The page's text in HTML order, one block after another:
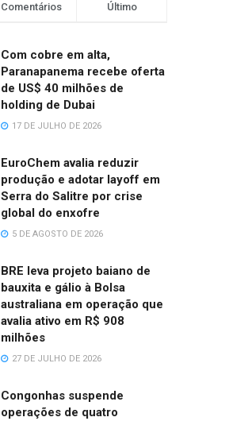
Comentários Último
Com cobre em alta,
Paranapanema recebe oferta
de US$ 40 milhões de
holding de Dubai
17 DE JULHO DE 2026
EuroChem avalia reduzir
produção e adotar layoff em
Serra do Salitre por crise
global do enxofre
5 DE AGOSTO DE 2026
BRE leva projeto baiano de
bauxita e gálio à Bolsa
australiana em operação que
avalia ativo em R$ 908
milhões
27 DE JULHO DE 2026
Congonhas suspende
operações de quatro